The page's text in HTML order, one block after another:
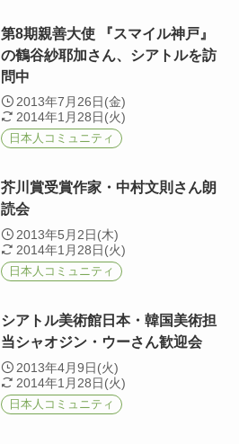
第8期親善大使 『スマイル神戸』
の鶴谷紗耶加さん、シアトルを訪
問中
2013年7月26日(金)
2014年1月28日(火)
日本人コミュニティ
芥川賞受賞作家・中村文則さん朗
読会
2013年5月2日(木)
2014年1月28日(火)
日本人コミュニティ
シアトル美術館日本・韓国美術担
当シャオジン・ウーさん歓迎会
2013年4月9日(火)
2014年1月28日(火)
日本人コミュニティ